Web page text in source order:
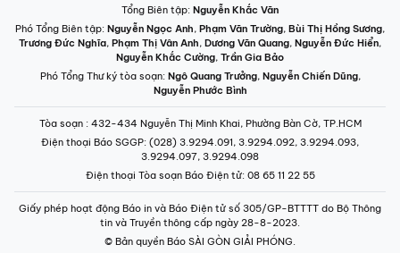
Tổng Biên tập: Nguyễn Khắc Văn
Phó Tổng Biên tập: Nguyễn Ngọc Anh, Phạm Văn Trường, Bùi Thị Hồng Sương,
Trương Đức Nghĩa, Phạm Thị Vân Anh, Dương Văn Quang, Nguyễn Đức Hiển,
Nguyễn Khắc Cường, Trần Gia Bảo
Phó Tổng Thư ký tòa soạn: Ngô Quang Trưởng, Nguyễn Chiến Dũng,
Nguyễn Phước Bình
Tòa soạn : 432-434 Nguyễn Thị Minh Khai, Phường Bàn Cờ, TP.HCM
Điện thoại Báo SGGP: (028) 3.9294.091, 3.9294.092, 3.9294.093,
3.9294.097, 3.9294.098
Điện thoại Tòa soạn Báo Điện tử: 08 65 11 22 55
Giấy phép hoạt động Báo in và Báo Điện tử số 305/GP-BTTTT do Bộ Thông
tin và Truyền thông cấp ngày 28-8-2023.
© Bản quyền Báo SÀI GÒN GIẢI PHÓNG.